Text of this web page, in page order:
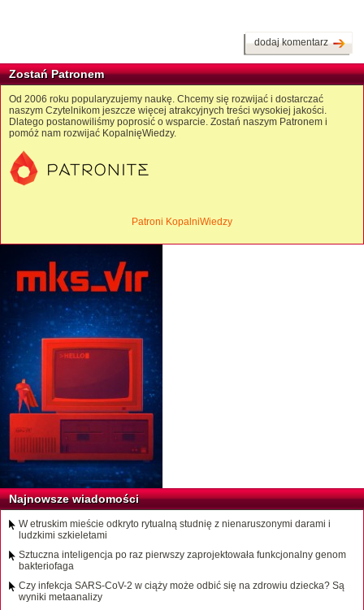
dodaj komentarz
Zostań Patronem
Od 2006 roku popularyzujemy naukę. Chcemy się rozwijać i dostarczać
naszym Czytelnikom jeszcze więcej atrakcyjnych treści wysokiej jakości.
Dlatego postanowiliśmy poprosić o wsparcie. Zostań naszym Patronem i
pomóż nam rozwijać KopalnięWiedzy.
Patroni KopalniWiedzy
Najnowsze wiadomości
W etruskim mieście odkryto rytualną studnię z nienaruszonymi darami i
ludzkimi szkieletami
Sztuczna inteligencja po raz pierwszy zaprojektowała funkcjonalny genom
bakteriofaga
Czy infekcja SARS-CoV-2 w ciąży może odbić się na zdrowiu dziecka? Są
wyniki metaanalizy